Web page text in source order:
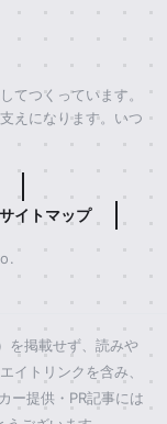
てつくっています。
えになります。いつ
サイトマップ
を掲載せず、読みや
イトリンクを含み、
ー提供・PR記事には